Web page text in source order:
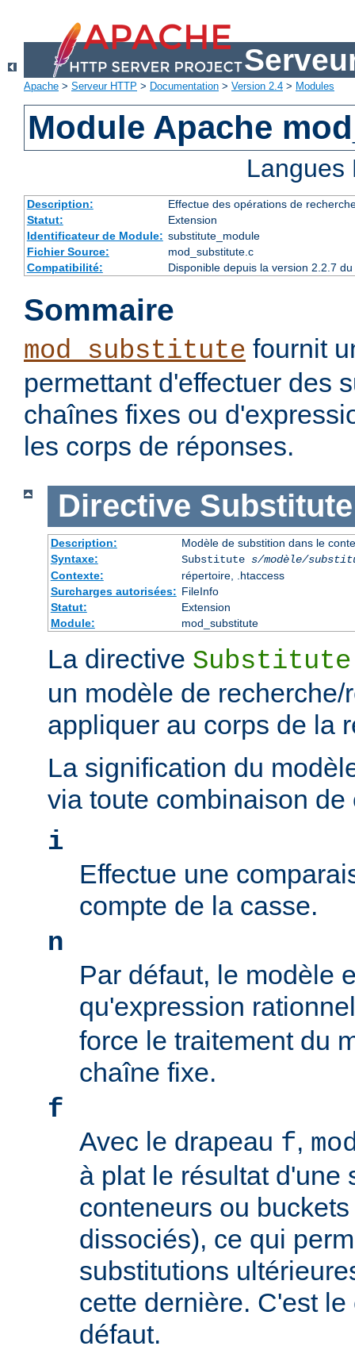
Apache > Serveur HTTP > Documentation > Version 2.4 > Modules
Module Apache
Description:
Effectue des opérations de
Statut:
Extension
Identificateur de Module: substitute_module
Fichier Source:
mod_substitute.c
Compatibilité:
Disponible depuis la version 2.2.7
Sommaire
mod_substitute fournit
permettant d'effectuer des
chaînes fixes ou
les corps de réponses.
Directive Substitute
Description:
Modèle de substition dans le
Syntaxe:
Substitute s/modèle/
Contexte:
répertoire, .htaccess
Surcharges autorisées: FileInfo
Statut:
Extension
Module:
mod_substitute
La directive Substitute
un modèle de
appliquer au corps de la
La signification du
via toute combinaison de
i
Effectue une
compte de la casse.
n
Par défaut, le modèle
qu'expression
force le traitement du
chaîne fixe.
f
Avec le drapeau f,
à plat le résultat d'une
conteneurs ou
dissociés), ce qui
substitutions
cette dernière. C'est
défaut.